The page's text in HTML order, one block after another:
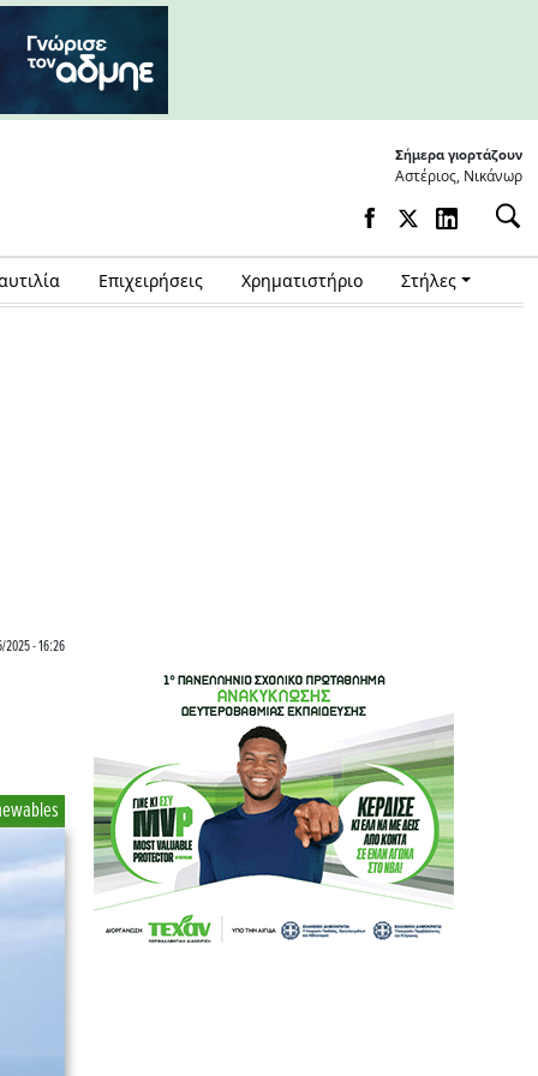
Σήμερα γιορτάζουν
Αστέριος, Νικάνωρ
Επιχειρήσεις Χρηματιστήριο Στήλες
2025 - 16:26